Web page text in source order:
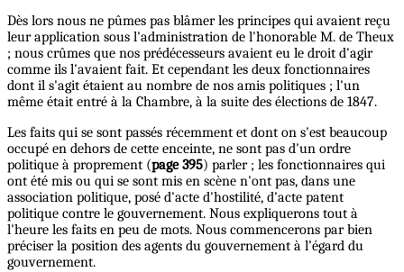
Dès lors nous ne pûmes pas blâmer les principes qui avaient reçu
leur application sous l'administration de l'honorable M. de Theux
; nous crûmes que nos prédécesseurs avaient eu le droit d'agir
comme ils l'avaient fait. Et cependant les deux fonctionnaires
dont il s'agit étaient au nombre de nos amis politiques ; l'un
même était entré à la Chambre, à la suite des élections de 1847.
Les faits qui se sont passés récemment et dont on s'est beaucoup
occupé en dehors de cette enceinte, ne sont pas d'un ordre
politique à proprement (page 395) parler ; les fonctionnaires qui
ont été mis ou qui se sont mis en scène n'ont pas, dans une
association politique, posé d'acte d'hostilité, d'acte patent
politique contre le gouvernement. Nous expliquerons tout à
l'heure les faits en peu de mots. Nous commencerons par bien
préciser la position des agents du gouvernement à l’égard du
gouvernement.